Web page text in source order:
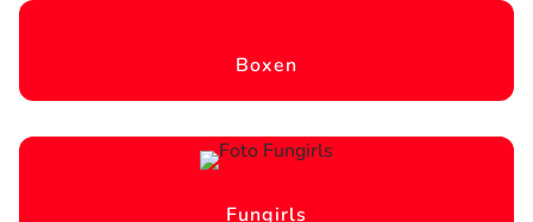
Boxen
Fungirls